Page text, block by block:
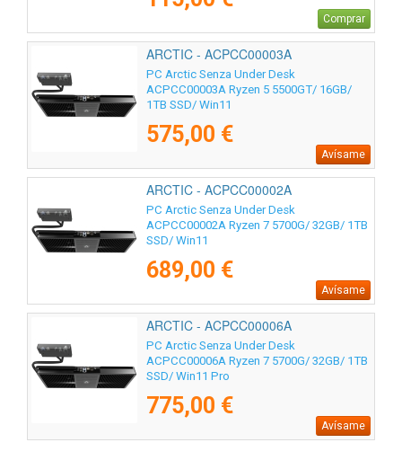
Comprar
ARCTIC - ACPCC00003A
PC Arctic Senza Under Desk
ACPCC00003A Ryzen 5 5500GT/ 16GB/
1TB SSD/ Win11
575,00 €
Avísame
ARCTIC - ACPCC00002A
PC Arctic Senza Under Desk
ACPCC00002A Ryzen 7 5700G/ 32GB/ 1TB
SSD/ Win11
689,00 €
Avísame
ARCTIC - ACPCC00006A
PC Arctic Senza Under Desk
ACPCC00006A Ryzen 7 5700G/ 32GB/ 1TB
SSD/ Win11 Pro
775,00 €
Avísame